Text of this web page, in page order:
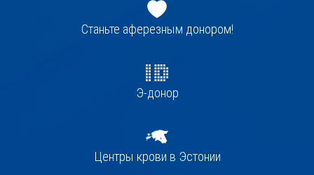
navigatsioonСтаньте аферезным донором!
Э-донор
Центры крови в Эстонии